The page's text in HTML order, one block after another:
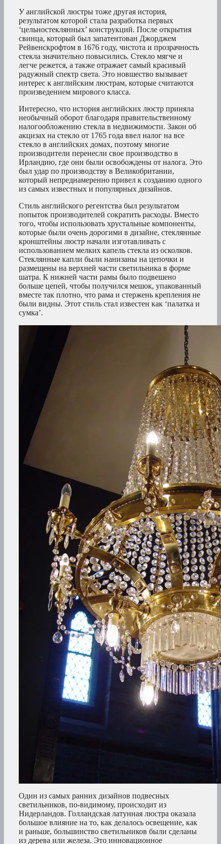
У английской люстры тоже другая история,
результатом которой стала разработка первых
‘цельностеклянных’ конструкций. После открытия
свинца, который был запатентован Джорджем
Рейвенскрофтом в 1676 году, чистота и прозрачность
стекла значительно повысились. Стекло мягче и
легче режется, а также отражает самый красивый
радужный спектр света. Это новшество вызывает
интерес к английским люстрам, которые считаются
произведением мирового класса.
Интересно, что история английских люстр приняла
необычный оборот благодаря правительственному
налогообложению стекла в недвижимости. Закон об
акцизах на стекло от 1765 года ввел налог на все
стекло в английских домах, поэтому многие
производители перенесли свое производство в
Ирландию, где они были освобождены от налога. Это
был удар по производству в Великобритании,
который непреднамеренно привел к созданию одного
из самых известных и популярных дизайнов.
Стиль английского регентства был результатом
попыток производителей сократить расходы. Вместо
того, чтобы использовать хрустальные компоненты,
которые были очень дорогими в дизайне, стеклянные
кронштейны люстр начали изготавливать с
использованием мелких капель стекла из осколков.
Стеклянные капли были нанизаны на цепочки и
размещены на верхней части светильника в форме
шатра. К нижней части рамы было подвешено
больше цепей, чтобы получился мешок, упакованный
вместе так плотно, что рама и стержень крепления не
были видны. Этот стиль стал известен как ‘палатка и
сумка’.
Один из самых ранних дизайнов подвесных
светильников, по-видимому, происходит из
Нидерландов. Голландская латунная люстра оказала
большое влияние на то, как делалось освещение, как
и раньше, большинство светильников были сделаны
из дерева или железа. Это инновационное